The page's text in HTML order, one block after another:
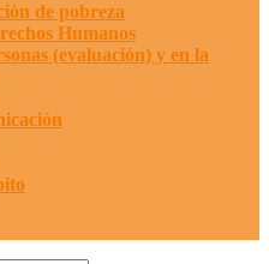
de pobreza
Humanos
(evaluación) y en la